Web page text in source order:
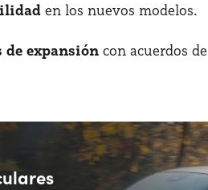
en los nuevos modelos.
de expansión con acuerdos